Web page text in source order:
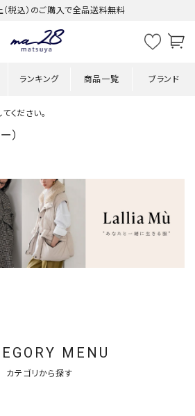
税込）のご購入で全品送料無料
ランキング 商品一覧 ブランド
てください。
）
MENU
カテゴリから探す